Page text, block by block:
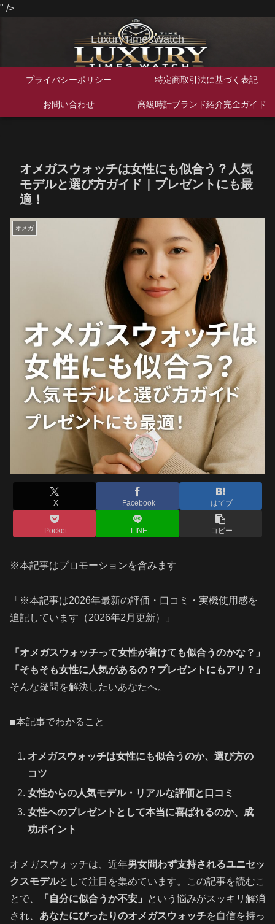
" />
LuxuryTimesWatch
プライバシーポリシー 特定商取引法に基づく表記
お問い合わせ
オメガスウォッチは女性にも似合う？人気
モデルと選び方ガイド｜プレゼントにも最
適！
オメガ
X Facebook はてブ
Pocket LINE コピー
※本記事はプロモーションを含みます
「※本記事は2026年最新の評価・口コミ・実機使用感を
追記しています（2026年2月更新）」
「オメガスウォッチって女性が着けても似合うのかな？」
「そもそも女性に人気があるの？プレゼントにもアリ？」
そんな疑問を解決したいあなたへ。
■本記事でわかること
オメガスウォッチは女性にも似合うのか、選び方の
コツ
女性からの人気モデル・リアルな評価と口コミ
女性へのプレゼントとして本当に喜ばれるのか、成
功ポイント
オメガスウォッチは、近年男女問わず支持されるユニセッ
クスモデルとして注目を集めています。この記事を読むこ
とで、
「自分に似合うか不安」
という悩みがスッキリ解消
され、 あなたにぴったりのオメガスウォッチを自信を持っ